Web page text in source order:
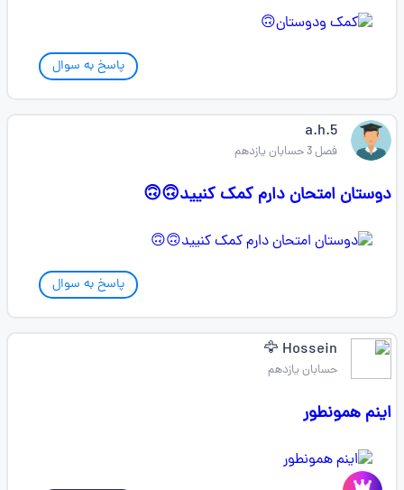
پاسخ به سوال
a.h.5
فصل 3 حسابان یازدهم
دوستان امتحان دارم کمک کنیید🙃🙃
پاسخ به سوال
Hossein 🦅
حسابان یازدهم
اینم همونطور